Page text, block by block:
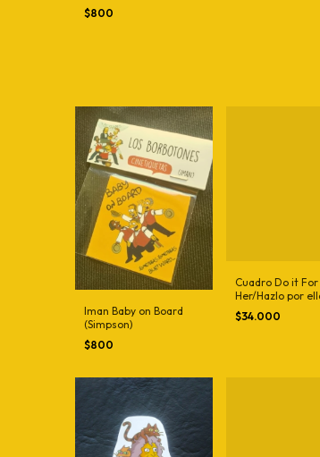
$800
Iman Baby on Board
(Simpson)
$800
Cuadro Do it For
Her/Hazlo por
Simpson
FOTOS
$34.000